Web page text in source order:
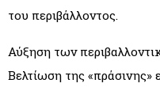
του περιβάλλοντος.
Αύξηση των
Βελτίωση της «πράσινης»